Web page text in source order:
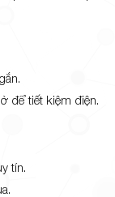
để tiết kiệm điện.
tín.